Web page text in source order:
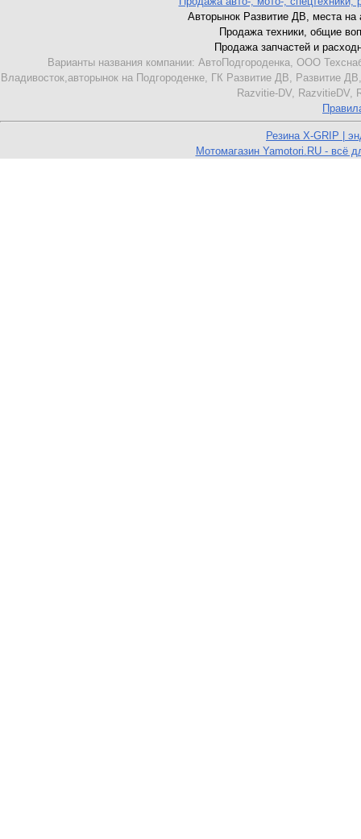
Авторынок Развитие ДВ, места на
Продажа техники, общие
Продажа запчастей и
Варианты названия компании: АвтоПодгороденка, ООО
Владивосток,авторынок на Подгороденке, ГК Развитие ДВ,
Razvitie-DV, RazvitieDV,
Резина X-GRIP |
Мотомагазин Yamotori.RU - всё